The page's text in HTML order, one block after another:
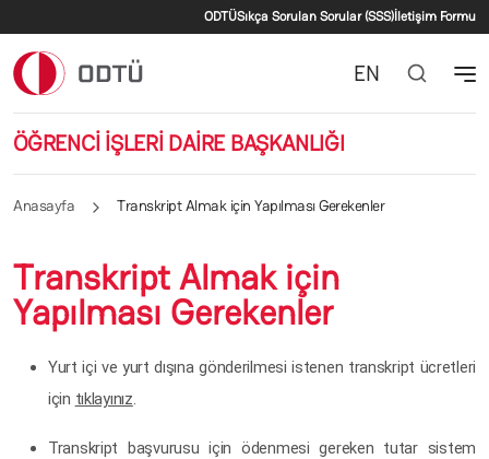
İkincil menü
ODTÜSıkça Sorulan Sorular (SSS)İletişim Formu
ÖĞRENCİ İŞLERİ DAİRE BAŞKANLIĞI
EN
Anasayfa Transkript Almak için Yapılması Gerekenler
Transkript Almak için
Yapılması Gerekenler
Yurt içi ve yurt dışına gönderilmesi istenen transkript ücretleri
için tıklayınız.
Transkript başvurusu için ödenmesi gereken tutar sistem